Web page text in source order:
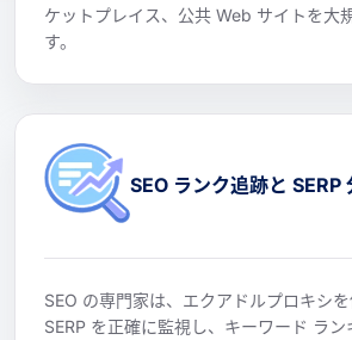
ケットプレイス、公共 Web サイトを大
す。
SEO ランク追跡と SERP
SEO の専門家は、エクアドルプロキシ
SERP を正確に監視し、キーワード ラン